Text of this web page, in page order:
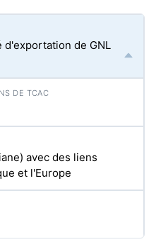
d'exportation de GNL
avec des liens
et l'Europe